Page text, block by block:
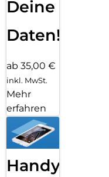
Deine
Daten!
ab 35,00 €
inkl. MwSt.
Mehr
erfahren
Handy